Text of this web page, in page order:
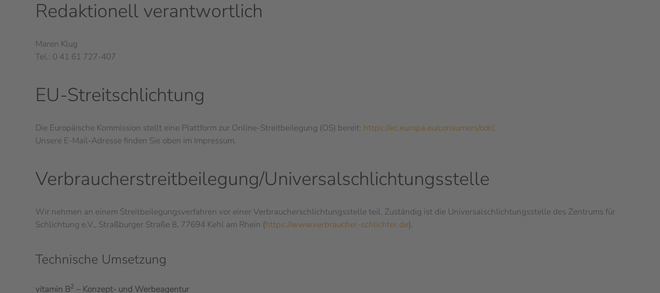
Redaktionell verantwortlich
Maren Klug
Tel.: 0 41 61 727-407
EU-Streitschlichtung
Die Europäische Kommission stellt eine Plattform zur Online-Streitbeilegung (OS) bereit: https://ec.europa.eu/consumers/odr/.
Unsere E-Mail-Adresse finden Sie oben im Impressum.
Verbraucher­streit­beilegung/Universal­schlichtungs­stelle
Wir nehmen an einem Streitbeilegungsverfahren vor einer Verbraucherschlichtungsstelle teil. Zuständig ist die Universalschlichtungsstelle des Zentrums für
Schlichtung e.V., Straßburger Straße 8, 77694 Kehl am Rhein (https://www.verbraucher-schlichter.de).
Technische Umsetzung
vitamin B2 – Konzept- und Werbeagentur